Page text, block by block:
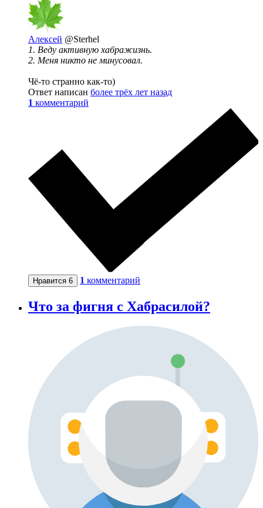
Алексей @Sterhel
1. Веду активную хабражизнь.
2. Меня никто не минусовал.
Чё-то странно как-то)
Ответ написан более трёх лет назад
1 комментарий
Нравится 6 1 комментарий
Что за фигня с Хабрасилой?